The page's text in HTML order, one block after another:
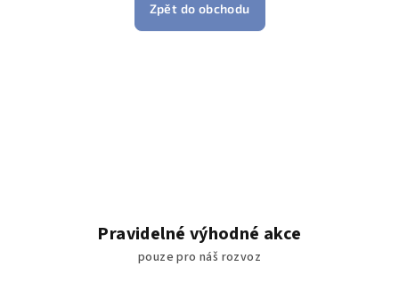
Zpět do obchodu
Pravidelné výhodné akce
pouze pro náš rozvoz